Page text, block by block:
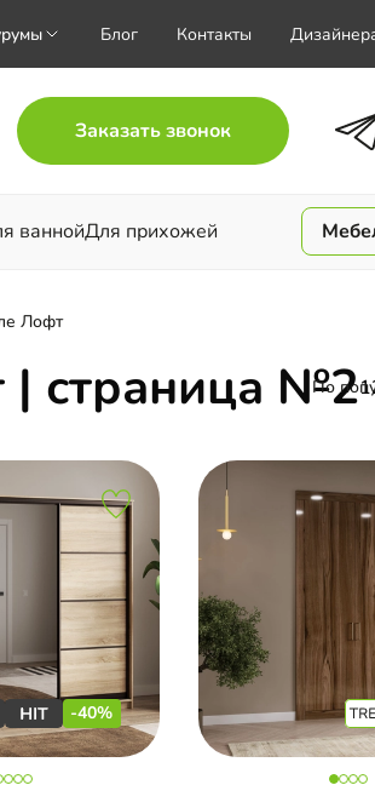
Блог Контакты
Заказать звонок
ваннойДля прихожей
Лофт
| страница №2
По
-40%